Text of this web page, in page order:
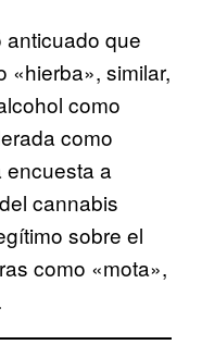
anticuado que
«hierba», similar,
como
como
encuesta a
cannabis
sobre el
como «mota»,